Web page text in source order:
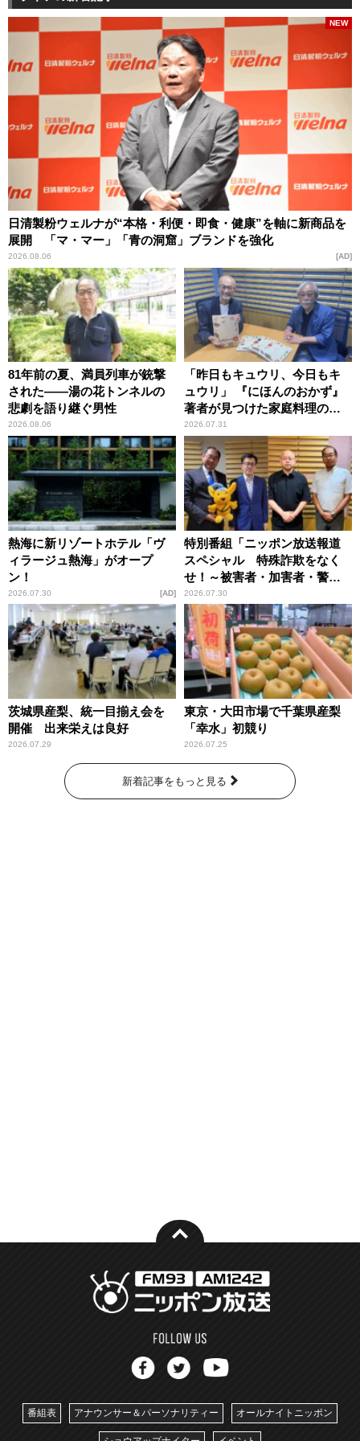
日清製粉ウェルナが“本格・利便・即食・健康”を軸に新商品を
展開 「マ・マー」「青の洞窟」ブランドを強化
2026.08.06
NEW
AD
81年前の夏、満員列車が銃撃
された――湯の花トンネルの
悲劇を語り継ぐ男性
2026.08.06
「昨日もキュウリ、今日もキ
ュウリ」 『にほんのおかず』
著者が見つけた家庭料理の知
恵
2026.07.31
熱海に新リゾートホテル「ヴ
ィラージュ熱海」がオープ
ン！
2026.07.30 AD
特別番組「ニッポン放送報道
スペシャル 特殊詐欺をなく
せ！～被害者・加害者・警視
庁が語るトクリュウの実態
～」放送
2026.07.30
茨城県産梨、統一目揃え会を
開催 出来栄えは良好
2026.07.29
東京・大田市場で千葉県産梨
「幸水」初競り
2026.07.25
新着記事をもっと見る
番組表 アナウンサー＆パーソナリティー オールナイトニッポン